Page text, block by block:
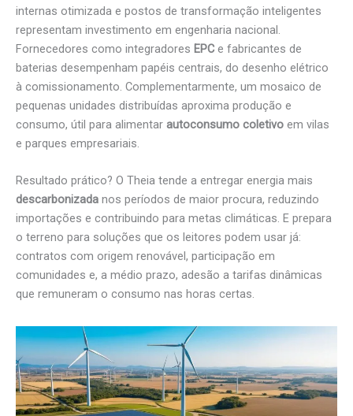
internas otimizada e postos de transformação inteligentes
representam investimento em engenharia nacional.
Fornecedores como integradores EPC e fabricantes de
baterias desempenham papéis centrais, do desenho elétrico
à comissionamento. Complementarmente, um mosaico de
pequenas unidades distribuídas aproxima produção e
consumo, útil para alimentar autoconsumo coletivo em vilas
e parques empresariais.
Resultado prático? O Theia tende a entregar energia mais
descarbonizada nos períodos de maior procura, reduzindo
importações e contribuindo para metas climáticas. E prepara
o terreno para soluções que os leitores podem usar já:
contratos com origem renovável, participação em
comunidades e, a médio prazo, adesão a tarifas dinâmicas
que remuneram o consumo nas horas certas.